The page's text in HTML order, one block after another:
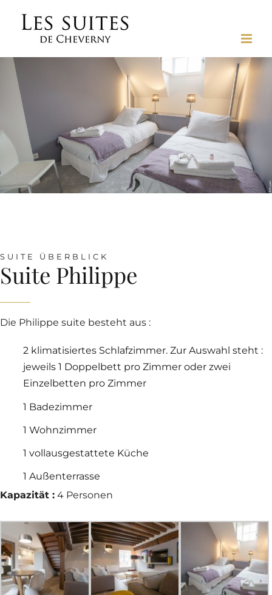
SUITE ÜBERBLICK
Suite Philippe
Die Philippe suite besteht aus :
2 klimatisiertes Schlafzimmer. Zur Auswahl steht :
jeweils 1 Doppelbett pro Zimmer oder zwei
Einzelbetten pro Zimmer
1 Badezimmer
1 Wohnzimmer
1 vollausgestattete Küche
1 Außenterrasse
Kapazität : 4 Personen